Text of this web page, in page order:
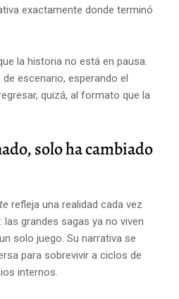
exactamente donde terminó
la historia no está en pausa.
escenario, esperando el
quizá, al formato que la
solo ha cambiado
refleja una realidad cada vez
grandes sagas ya no viven
solo juego. Su narrativa se
para sobrevivir a ciclos de
internos.